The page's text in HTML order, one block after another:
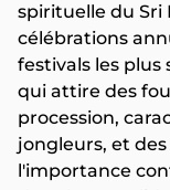
spirituelle du Sri
célébrations
festivals les plus
qui attire des
procession,
jongleurs, et
l'importance